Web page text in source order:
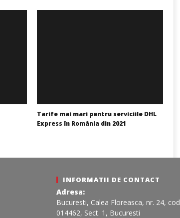
Tarife mai mari pentru serviciile DHL
Express în România din 2021
INFORMATII DE CONTACT
Adresa:
Bucuresti, Calea Floreasca, nr. 24, cod
014462, Sect. 1, Bucuresti